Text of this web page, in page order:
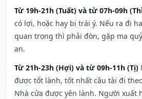
Từ 19h-21h (Tuất) và từ 07h-09h
có lợi, hoặc hay bị trái ý. Nếu ra đi
quan trọng thì phải đòn, gặp ma
an.
Từ 21h-23h (Hợi) và từ 09h-11h (Tị)
được tốt lành, tốt nhất cầu tài đi
Nhà cửa được yên lành. Người xuất